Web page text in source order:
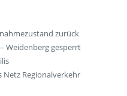
zurück
Weidenberg gesperrt
Netz Regionalverkehr